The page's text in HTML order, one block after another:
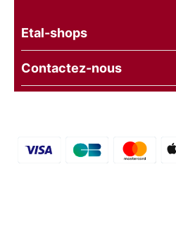
Etal-shops
Contactez-nous